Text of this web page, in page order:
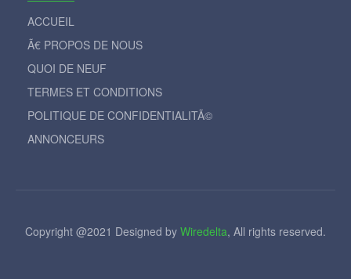
ACCUEIL
Ã€ PROPOS DE NOUS
QUOI DE NEUF
TERMES ET CONDITIONS
POLITIQUE DE CONFIDENTIALITÃ©
ANNONCEURS
Copyright @2021 Designed by Wiredelta, All rights reserved.